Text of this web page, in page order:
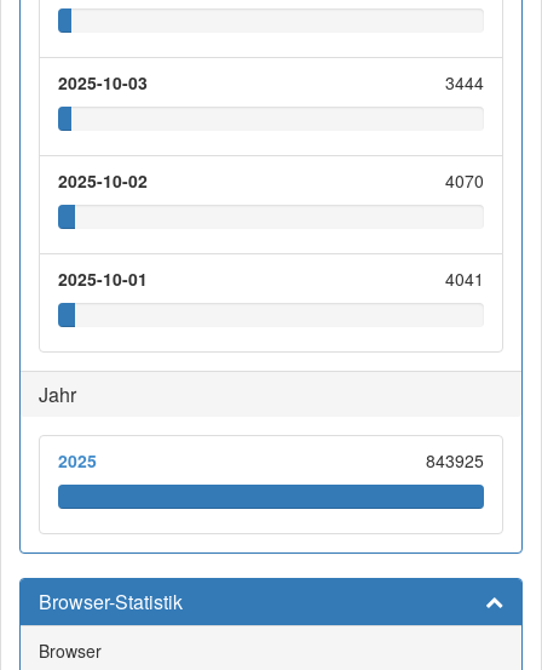
2025-10-03 3444
2025-10-02 4070
2025-10-01 4041
Jahr
2025 843925
Browser-Statistik
Browser